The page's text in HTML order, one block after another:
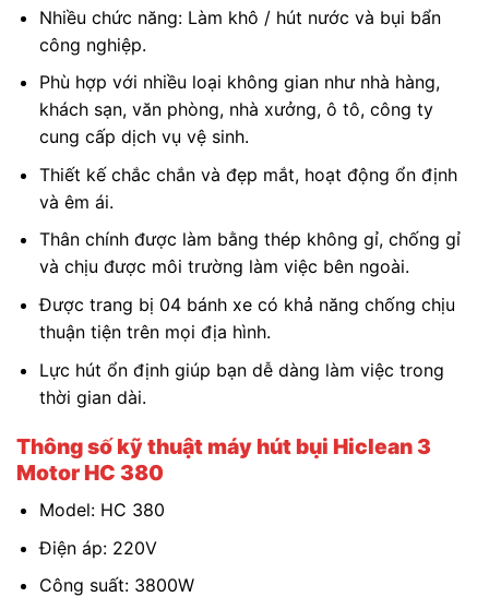
Nhiều chức năng: Làm khô / hút nước và bụi bẩn
công nghiệp.
Phù hợp với nhiều loại không gian như nhà hàng,
khách sạn, văn phòng, nhà xưởng, ô tô, công ty
cung cấp dịch vụ vệ sinh.
Thiết kế chắc chắn và đẹp mắt, hoạt động ổn định
và êm ái.
Thân chính được làm bằng thép không gỉ, chống gỉ
và chịu được môi trường làm việc bên ngoài.
Được trang bị 04 bánh xe có khả năng chống chịu
thuận tiện trên mọi địa hình.
Lực hút ổn định giúp bạn dễ dàng làm việc trong
thời gian dài.
Thông số kỹ thuật máy hút bụi Hiclean 3
Motor HC 380
Model: HC 380
Điện áp: 220V
Công suất: 3800W